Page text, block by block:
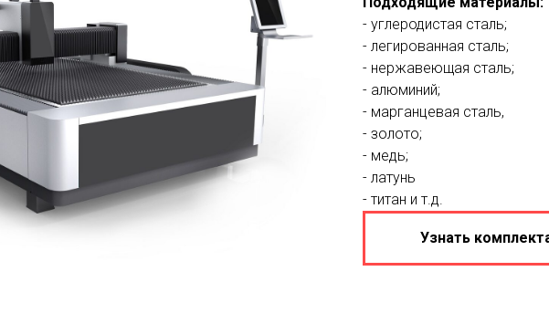
- углеродистая сталь;
- легированная сталь;
- нержавеющая сталь;
- алюминий;
- марганцевая сталь,
- золото;
- медь;
- латунь
- титан и т.д.
Узнать